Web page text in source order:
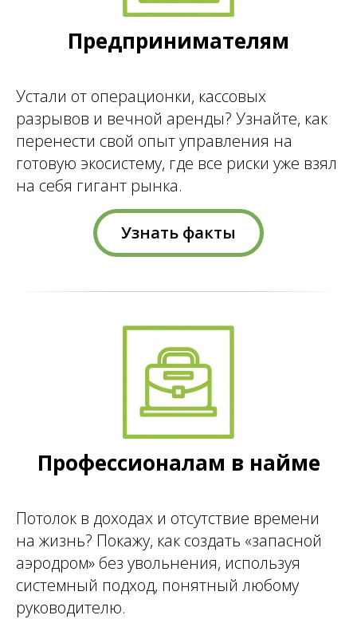
Предпринимателям
Устали от операционки, кассовых
разрывов и вечной аренды? Узнайте, как
перенести свой опыт управления на
готовую экосистему, где все риски уже взял
на себя гигант рынка.
Узнать факты
Профессионалам в найме
Потолок в доходах и отсутствие времени
на жизнь? Покажу, как создать «запасной
аэродром» без увольнения, используя
системный подход, понятный любому
руководителю.